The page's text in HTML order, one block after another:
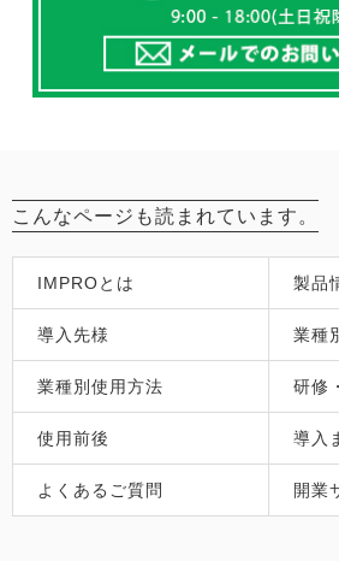
こんなページも読まれています。
IMPROとは 製品
導入先様 業種
業種別使用方法 研修
使用前後 導入
よくあるご質問 開業